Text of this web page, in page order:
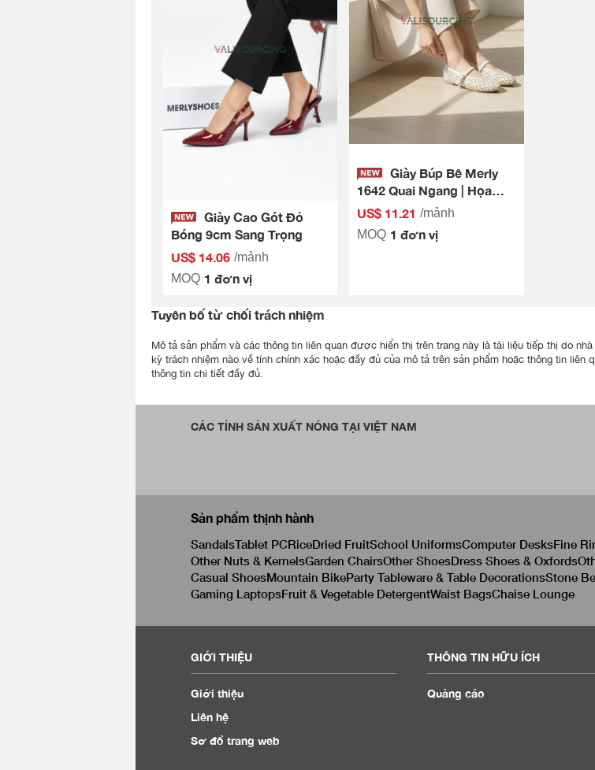
Giày Cao Gót Đỏ
Bóng 9cm Sang Trọng
US$ 14.06 /mảnh
MOQ 1 đơn vị
Giày Búp Bê Merly
1642 Quai Ngang | Họa
Tiết Lazer Lá Đối Xứng
US$ 11.21 /mảnh
MOQ 1 đơn vị
Tuyên bố từ chối trách nhiệm
Mô tả sản phẩm và các thông tin liên quan được hiển thị trên trang này là tài liệu tiếp thị do
kỳ trách nhiệm nào về tính chính xác hoặc đầy đủ của mô tả trên sản phẩm hoặc thông tin
thông tin chi tiết đầy đủ.
CÁC TỈNH SẢN XUẤT NÓNG TẠI VIỆT NAM
Sản phẩm thịnh hành
SandalsTablet PCRiceDried FruitSchool UniformsComputer DesksFine
Other Nuts & KernelsGarden ChairsOther ShoesDress Shoes & Oxfords
Casual ShoesMountain BikeParty Tableware & Table DecorationsStone
Gaming LaptopsFruit & Vegetable DetergentWaist BagsChaise Lounge
GIỚI THIỆU
Giới thiệu
Liên hệ
Sơ đồ trang web
THÔNG TIN HỮU ÍCH
Quảng cáo